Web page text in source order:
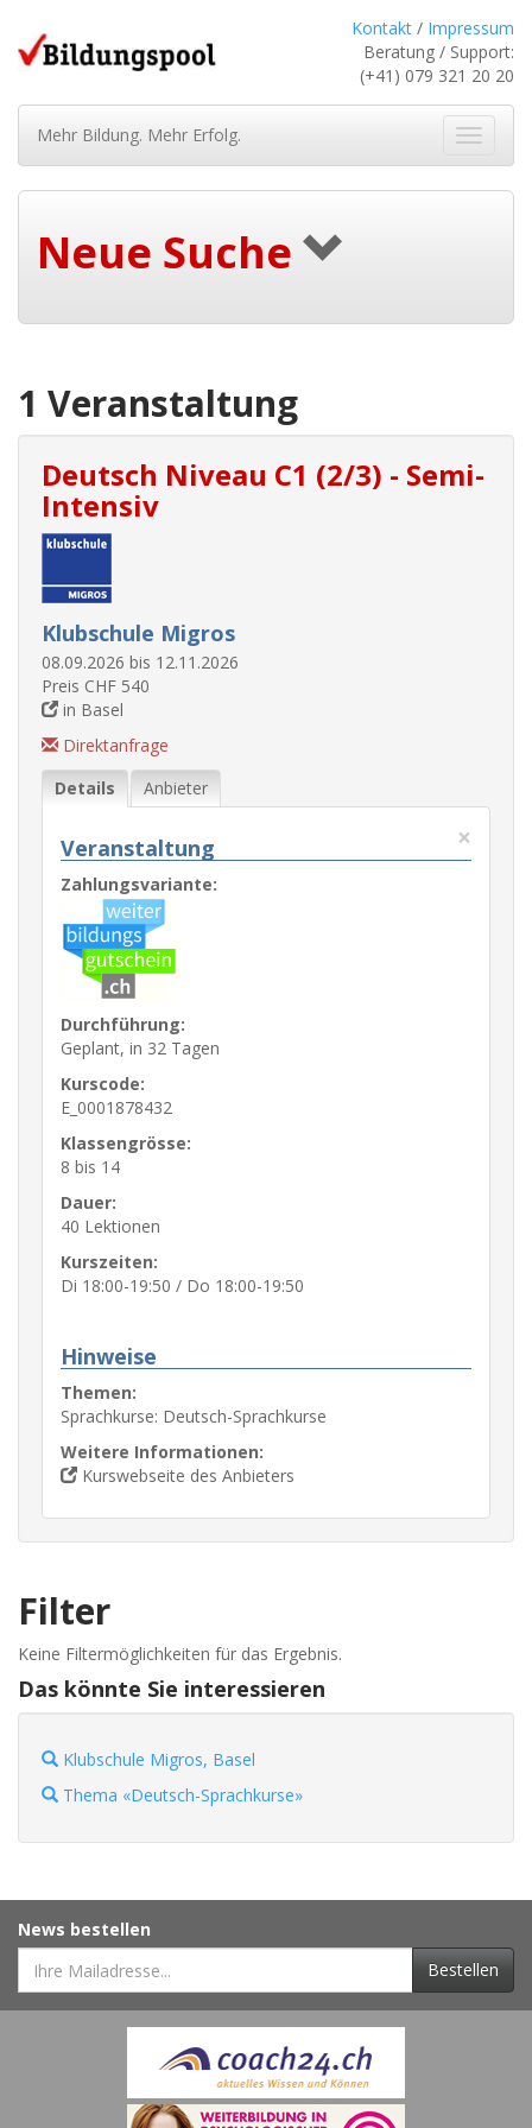
Kontakt / Impressum
Beratung / Support:
(+41) 079 321 20 20
ein-/
Mehr Bildung. Mehr Erfolg.
Neue Suche
1 Veranstaltung
Deutsch Niveau C1 (2/3) - Semi-
Intensiv
Klubschule Migros
08.09.2026 bis 12.11.2026
Preis CHF 540
in Basel
Direktanfrage
Details
Anbieter
×
Veranstaltung
Zahlungsvariante:
Durchführung:
Geplant, in 32 Tagen
Kurscode:
E_0001878432
Klassengrösse:
8 bis 14
Dauer:
40 Lektionen
Kurszeiten:
Di 18:00-19:50 / Do 18:00-19:50
Hinweise
Themen:
Sprachkurse: Deutsch-Sprachkurse
Weitere Informationen:
Kurswebseite des Anbieters
Filter
Keine Filtermöglichkeiten für das Ergebnis.
Das könnte Sie interessieren
Klubschule Migros, Basel
Thema «Deutsch-Sprachkurse»
News bestellen
Bestellen